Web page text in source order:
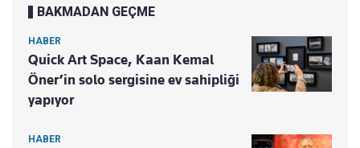
BAKMADAN GEÇME
HABER
Quick Art Space, Kaan Kemal
Öner’in solo sergisine ev sahipliği
yapıyor
HABER